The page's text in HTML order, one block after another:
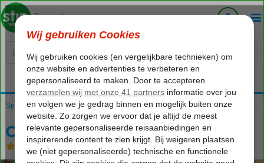
Voelt als thuiskomen...
Canarische Eilanden Gran Canaria Puerto de Mogan Cordial Mogan Playa
Cordial Mogan Playa
Halfpension- Hotel